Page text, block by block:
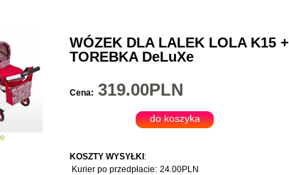
WÓZEK DLA LALEK LOLA K15 +
TOREBKA DeLuXe
Cena: 319.00PLN
KOSZTY WYSYŁKI:
Kurier po przedpłacie: 24.00PLN